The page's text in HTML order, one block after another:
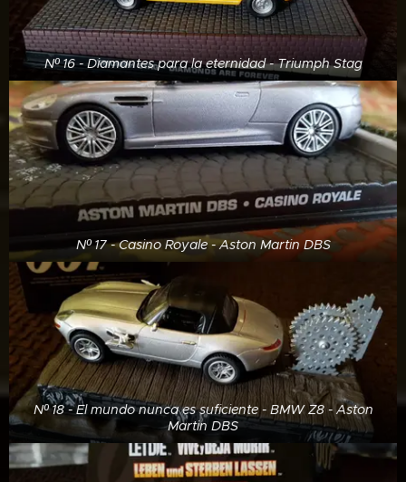
Nº 16 - Diamantes para la eternidad - Triumph Stag
Nº 17 - Casino Royale - Aston Martin DBS
Nº 18 - El mundo nunca es suficiente - BMW Z8 - Aston
Martin DBS